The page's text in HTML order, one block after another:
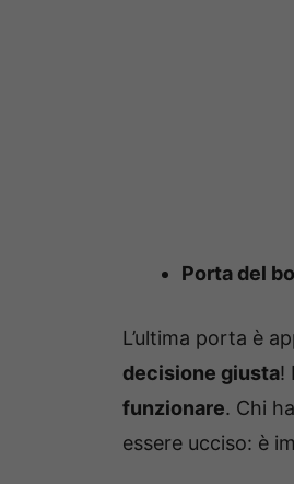
Porta del
L’ultima porta è
decisione giusta!
funzionare. Chi
essere ucciso: è